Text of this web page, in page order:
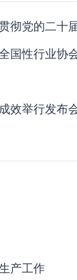
彻党的二十
国性行业协
效举行发布
产工作